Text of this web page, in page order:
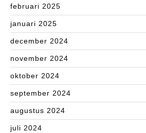
februari 2025
januari 2025
december 2024
november 2024
oktober 2024
september 2024
augustus 2024
juli 2024